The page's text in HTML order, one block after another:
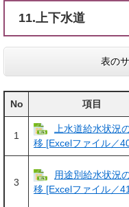
11.上下水道
表の
No
項目
1
上水道給水状況
移 [Excelファイル／
3
用途別給水状況
移 [Excelファイル／